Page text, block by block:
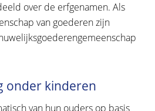
over de erfgenamen. Als
van goederen zijn
onder kinderen
van hun ouders op basis